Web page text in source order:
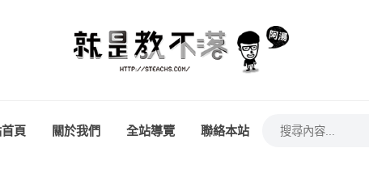
頁 關於我們 全站導覽 聯絡本站